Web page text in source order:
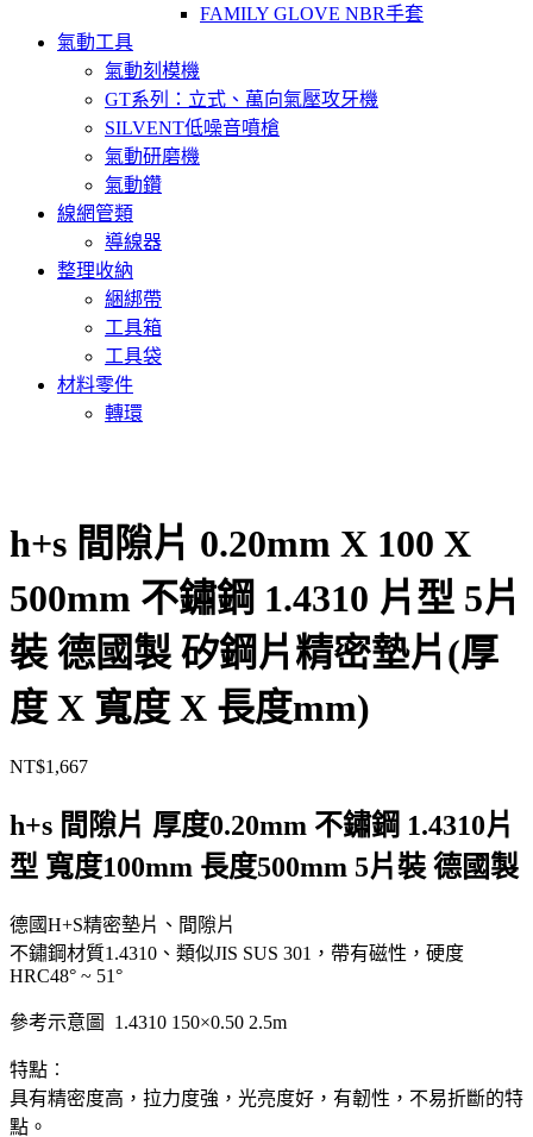
FAMILY GLOVE NBR手套
氣動工具
氣動刻模機
GT系列：立式、萬向氣壓攻牙機
SILVENT低噪音噴槍
氣動研磨機
氣動鑽
線網管類
導線器
整理收納
綑綁帶
工具箱
工具袋
材料零件
轉環
h+s 間隙片 0.20mm X 100 X
500mm 不鏽鋼 1.4310 片型 5片
裝 德國製 矽鋼片精密墊片(厚
度 X 寬度 X 長度mm)
NT$1,667
h+s 間隙片 厚度0.20mm 不鏽鋼 1.4310片
型 寬度100mm 長度500mm 5片裝 德國製
德國H+S精密墊片、間隙片
不鏽鋼材質1.4310、類似JIS SUS 301，帶有磁性，硬度
HRC48° ~ 51°
參考示意圖 1.4310 150×0.50 2.5m
特點︰
具有精密度高，拉力度強，光亮度好，有韌性，不易折斷的特
點。